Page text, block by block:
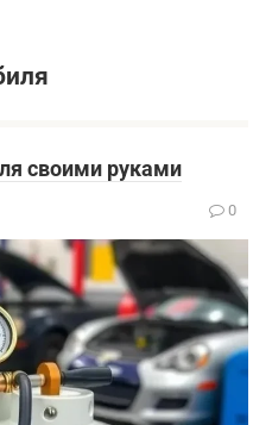
своими руками
0